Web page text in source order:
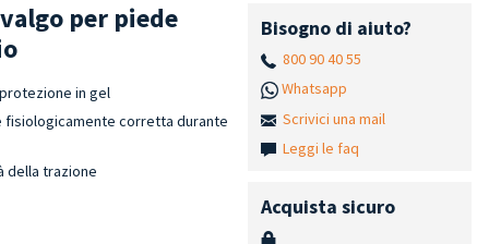
per piede
in gel
fisiologicamente corretta durante
della trazione
Bisogno di aiuto?
800 90 40 55
Whatsapp
Scrivici una mail
Leggi le faq
Acquista sicuro